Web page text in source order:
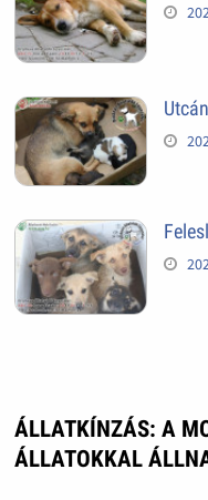
ÁLLATKÍNZÁS: A
ÁLLATOKKAL